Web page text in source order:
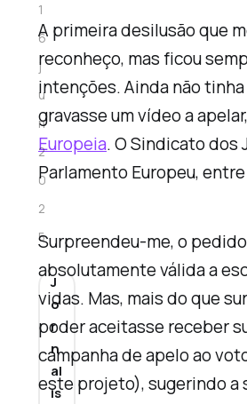
A primeira desilusão que
reconheço, mas ficou
intenções. Ainda não
gravasse um vídeo a
Europeia. O Sindicato dos
Parlamento Europeu,
Surpreendeu-me, o
absolutamente válida a
vidas. Mas, mais do que
poder aceitasse receber
campanha de apelo ao
este projeto), sugerindo a
1
6
j
u
n
2
0
2
5
J
o
r
n
al
is